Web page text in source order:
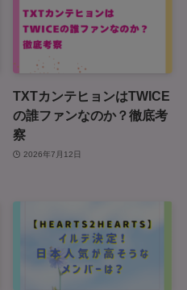
TXTカンテヒョンはTWICE
の誰ファンなのか？徹底考
察
2026年7月12日